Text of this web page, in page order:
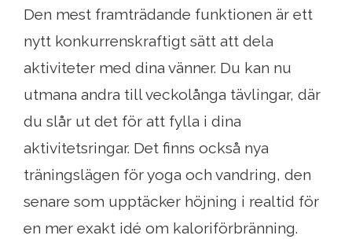
Den mest framträdande funktionen är ett
nytt konkurrenskraftigt sätt att dela
aktiviteter med dina vänner. Du kan nu
utmana andra till veckolånga tävlingar, där
du slår ut det för att fylla i dina
aktivitetsringar. Det finns också nya
träningslägen för yoga och vandring, den
senare som upptäcker höjning i realtid för
en mer exakt idé om kaloriförbränning.